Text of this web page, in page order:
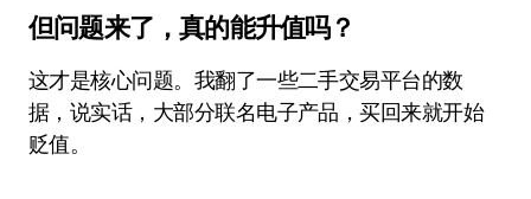
但问题来了，真的能升值吗？
这才是核心问题。我翻了一些二手交易平台的数
据，说实话，大部分联名电子产品，买回来就开始
贬值。